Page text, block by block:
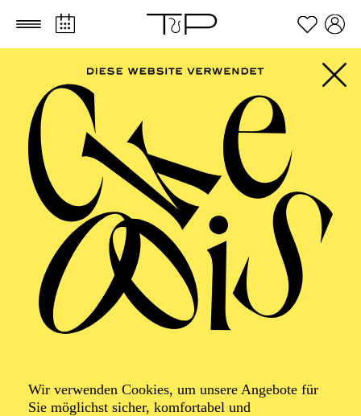
Zum Hauptinhalt springen Zum Footer springen
Wir verwenden Cookies, um unsere Angebote für
Sie möglichst sicher, komfortabel und
AALTO MUSIKTHEATER
Jazz im Aalto
Swingin’ Christmas